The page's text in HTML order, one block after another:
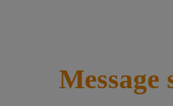
Message